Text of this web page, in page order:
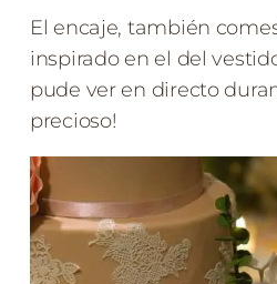
El encaje, también
inspirado en el del
pude ver en directo
precioso!